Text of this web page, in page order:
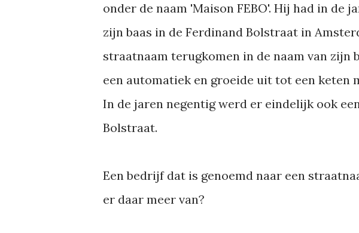
onder de naam 'Maison FEBO'. Hij had in de
zijn baas in de Ferdinand Bolstraat in
straatnaam terugkomen in de naam van
een automatiek en groeide uit tot een keten
In de jaren negentig werd er eindelijk ook
Bolstraat.
Een bedrijf dat is genoemd naar een
er daar meer van?